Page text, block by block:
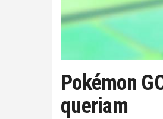
Pokémon
queriam